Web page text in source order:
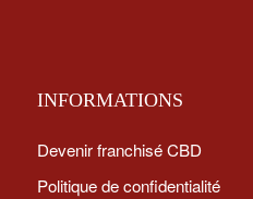
INFORMATIONS
Devenir franchisé CBD
Politique de confidentialité